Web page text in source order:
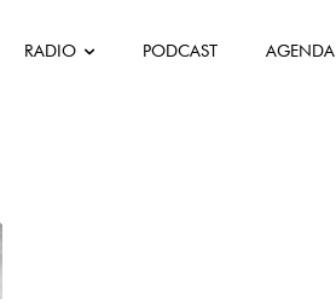
RADIO PODCAST AGENDA